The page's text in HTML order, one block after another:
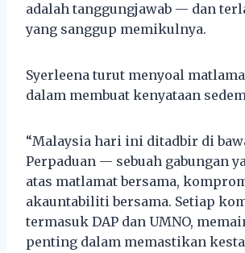
adalah tanggungjawab — dan
yang sanggup memikulnya.
Syerleena turut menyoal
dalam membuat kenyataan
“Malaysia hari ini ditadbir di
Perpaduan — sebuah gabungan
atas matlamat bersama,
akauntabiliti bersama. Setiap
termasuk DAP dan UMNO,
penting dalam memastikan